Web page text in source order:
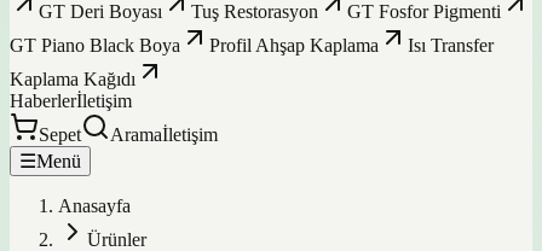
GT Deri Boyası
Tuş Restorasyon
GT Fosfor Pigmenti
GT Piano Black Boya
Profil Ahşap Kaplama
Isı Transfer
Kaplama Kağıdı
Haberlerİletişim
Sepet
Aramaİletişim
☰Menü
Anasayfa
Ürünler